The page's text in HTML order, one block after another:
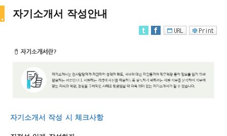
자기소개서 작성안내
자기소개서 작성 시 체크사항